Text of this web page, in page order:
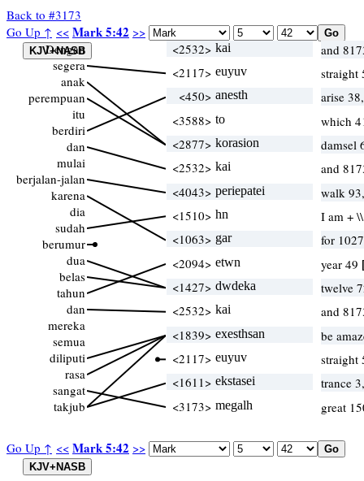
Back to #3173
Go Up ↑ << Mark 5:42 >>
Go Up ↑ << Mark 5:42 >>
Dengan
segera
anak
perempuan
itu
berdiri
dan
mulai
berjalan-jalan
karena
dia
sudah
berumur
dua
belas
tahun
dan
mereka
semua
diliputi
rasa
sangat
takjub
<2532> kai
and
<2117> euyuv
<450> anesth
arise
<3588> to
which
<2877> korasion
damsel
<2532> kai
and
<4043> periepatei
walk
<1510> hn
I am +
<1063> gar
for
<2094> etwn year 49
<1427> dwdeka
twelve
<2532> kai
and
<1839> exesthsan
be
<2117> euyuv
<1611> ekstasei
trance
<3173> megalh great